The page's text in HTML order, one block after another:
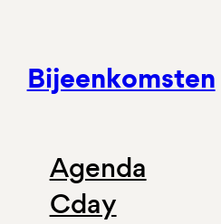
Bijeenkomsten
Agenda
Cday